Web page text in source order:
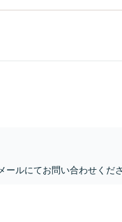
ルにてお問い合わせくださ